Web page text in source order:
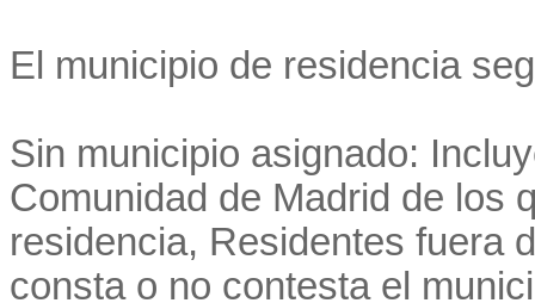
El municipio de residencia
Sin municipio asignado:
Comunidad de Madrid de los
residencia, Residentes fuera
consta o no contesta el